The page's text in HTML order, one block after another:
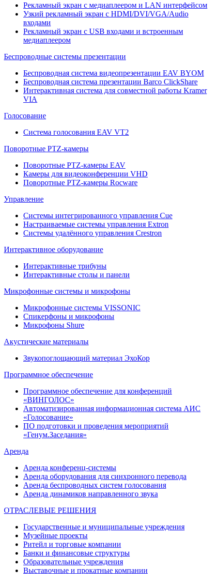
Рекламный экран с медиаплеером и LAN интерфейсом
Узкий рекламный экран с HDMI/DVI/VGA/Audio
входами
Рекламный экран с USB входами и встроенным
медиаплеером
Беспроводные системы презентации
Беспроводная система видеопрезентации EAV BYOM
Беспроводная система презентации Barco ClickShare
Интерактивная система для совместной работы Kramer
VIA
Голосование
Система голосования EAV VT2
Поворотные PTZ-камеры
Поворотные PTZ-камеры EAV
Камеры для видеоконференции VHD
Поворотные PTZ-камеры Rocware
Управление
Системы интегрированного управления Cue
Настраиваемые системы управления Extron
Системы удалённого управления Crestron
Интерактивное оборудование
Интерактивные трибуны
Интерактивные столы и панели
Микрофонные системы и микрофоны
Микрофонные системы VISSONIC
Спикерфоны и микрофоны
Микрофоны Shure
Акустические материалы
Звукопоглощающий материал ЭхоКор
Программное обеспечение
Программное обеспечение для конференций
«ВИНГОЛОС»
Автоматизированная информационная система АИС
«Голосование»
ПО подготовки и проведения мероприятий
«Генум.Заседания»
Аренда
Аренда конференц-системы
Аренда оборудования для синхронного перевода
Аренда беспроводных систем голосования
Аренда динамиков направленного звука
ОТРАСЛЕВЫЕ РЕШЕНИЯ
Государственные и муниципальные учреждения
Музейные проекты
Ритейл и торговые компании
Банки и финансовые структуры
Образовательные учреждения
Выставочные и прокатные компании